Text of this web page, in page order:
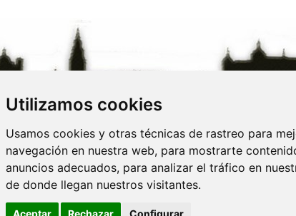
Utilizamos cookies
Usamos cookies y otras técnicas de rastreo para
navegación en nuestra web, para mostrarte
anuncios adecuados, para analizar el tráfico en
de donde llegan nuestros visitantes.
Aceptar Rechazar Configurar
Más enlaces
Alojamiento Puy du Fou España
Casa rural Puy du Fou España
Preguntas Frecuentes
Condiciones Generales